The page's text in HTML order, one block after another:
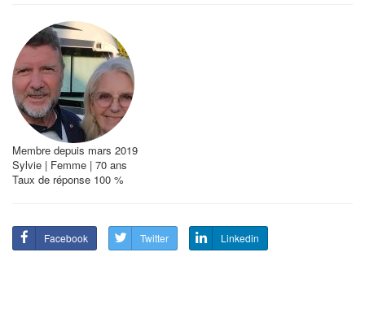
Membre depuis mars 2019
Sylvie | Femme | 70 ans
Taux de réponse 100 %
Facebook Twitter Linkedin